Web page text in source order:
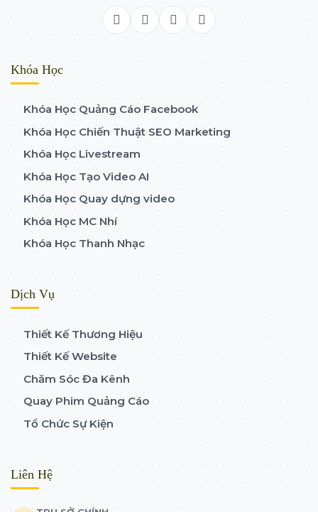
Khóa Học
Khóa Học Quảng Cáo Facebook
Khóa Học Chiến Thuật SEO Marketing
Khóa Học Livestream
Khóa Học Tạo Video AI
Khóa Học Quay dựng video
Khóa Học MC Nhí
Khóa Học Thanh Nhạc
Dịch Vụ
Thiết Kế Thương Hiệu
Thiết Kế Website
Chăm Sóc Đa Kênh
Quay Phim Quảng Cáo
Tổ Chức Sự Kiện
Liên Hệ